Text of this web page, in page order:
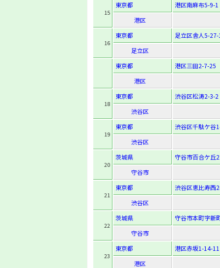
15
東京都
港区南麻布5-9-1
港区
16
東京都
足立区舎人5-27-
足立区
東京都
港区三田2-7-25
港区
18
東京都
渋谷区松涛2-3-2
渋谷区
19
東京都
渋谷区千駄ケ谷
渋谷区
20
茨城県
守谷市百合ケ丘
守谷市
21
東京都
渋谷区恵比寿西
渋谷区
22
茨城県
守谷市本町字新
守谷市
23
東京都
港区赤坂1-14-11
港区